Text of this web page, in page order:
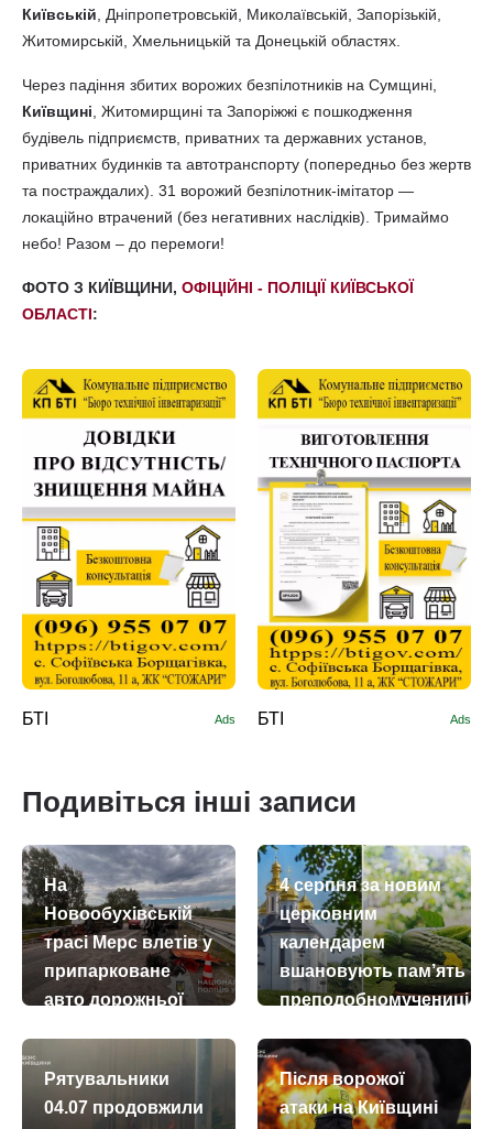
Київській , Дніпропетровській, Миколаївській, Запорізькій,
Житомирській, Хмельницькій та Донецькій областях.
Через падіння збитих ворожих безпілотників на Сумщині,
Київщині , Житомирщині та Запоріжжі є пошкодження
будівель підприємств, приватних та державних установ,
приватних будинків та автотранспорту (попередньо без жертв
та постраждалих). 31 ворожий безпілотник-імітатор —
локаційно втрачений (без негативних наслідків). Тримаймо
небо! Разом – до перемоги!
ФОТО З КИЇВЩИНИ, ОФІЦІЙНІ - ПОЛІЦІЇ КИЇВСЬКОЇ
ОБЛАСТІ:
БТІ Ads БТІ Ads
Подивіться інші записи
На
Новообухівській
трасі Мерс влетів у
припарковане
авто дорожньої
today
4 серпня за новим
церковним
календарем
вшановують пам’ять
преподобномучениці
today04.08.2026 remove_red_eye 33
Рятувальники
04.07 продовжили
Після ворожої
атаки на Київщині